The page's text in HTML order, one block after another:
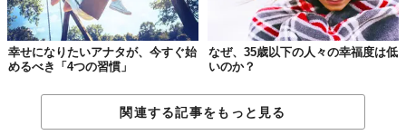
グで1位となった。
TABI LABO
幸せになりたいアナタが、今すぐ始
めるべき「4つの習慣」
なぜ、35歳以下の人々の幸福度は低
いのか？
関連する記事をもっと見る